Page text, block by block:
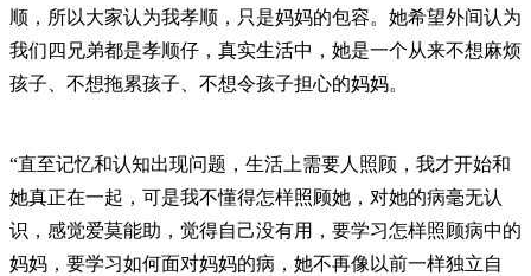
顺，所以大家认为我孝顺，只是妈妈的包容。她希望外间认为
我们四兄弟都是孝顺仔，真实生活中，她是一个从来不想麻烦
孩子、不想拖累孩子、不想令孩子担心的妈妈。
“直至记忆和认知出现问题，生活上需要人照顾，我才开始和
她真正在一起，可是我不懂得怎样照顾她，对她的病毫无认
识，感觉爱莫能助，觉得自己没有用，要学习怎样照顾病中的
妈妈，要学习如何面对妈妈的病，她不再像以前一样独立自